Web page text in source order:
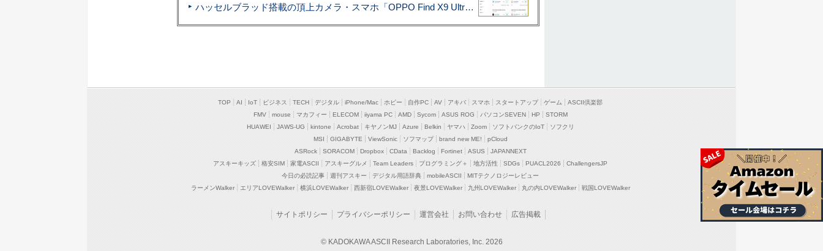
ハッセルブラッド搭載の頂上カメラ・スマホ「OPPO Find X9 Ultra」実写レビュー=プロが本気で徹底撮影しました!!
TOP AI IoT ビジネス TECH デジタル iPhone/Mac ホビー 自作PC AV アキバ スマホ スタートアップ ゲーム
ASCII倶楽部
FMV
mouse マカフィー ELECOM iiyama PC AMD Sycom ASUS ROG パソコンSEVEN HP
STORM
HUAWEI
JAWS-UG kintone Acrobat キヤノンMJ Azure Belkin ヤマハ Zoom ソフトバンクのIoT
ソフクリ
MSI
GIGABYTE ViewSonic ソフマップ brand new ME!
pCloud
ASRock
SORACOM Dropbox CData Backlog Fortinet ASUS
JAPANNEXT
アスキーキッズ
格安SIM 家電ASCII アスキーグルメ Team Leaders プログラミング＋ 地方活性 SDGs PUACL2026
ChallengersJP
今日の必読記事
週刊アスキー デジタル用語辞典 mobileASCII
MITテクノロジーレビュー
ラーメンWalker
エリアLOVEWalker 横浜LOVEWalker 西新宿LOVEWalker 夜景LOVEWalker 九州LOVEWalker 丸の内LOVEWalker 戦国LOVEWalker
サイトポリシー プライバシーポリシー 運営会社 お問い合わせ 広告掲載
© KADOKAWA ASCII Research Laboratories, Inc. 2026